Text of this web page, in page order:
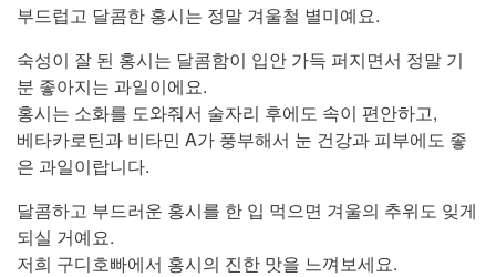
부드럽고 달콤한 홍시는 정말 겨울철 별미예요.
숙성이 잘 된 홍시는 달콤함이 입안 가득 퍼지면서 정말 기
분 좋아지는 과일이에요.
홍시는 소화를 도와줘서 술자리 후에도 속이 편안하고,
베타카로틴과 비타민 A가 풍부해서 눈 건강과 피부에도 좋
은 과일이랍니다.
달콤하고 부드러운 홍시를 한 입 먹으면 겨울의 추위도 잊게
되실 거예요.
저희 구디호빠에서 홍시의 진한 맛을 느껴보세요.